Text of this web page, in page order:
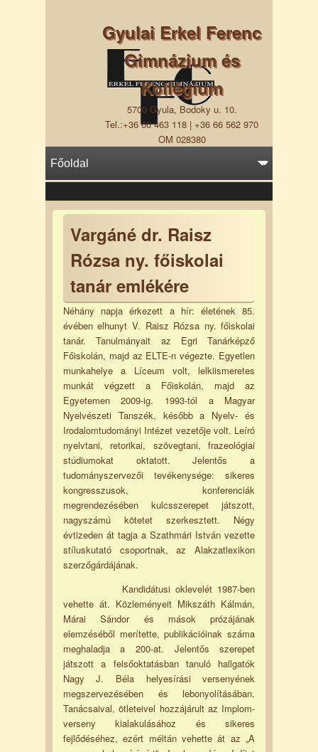
Gyulai Erkel Ferenc
Gimnázium és
Kollégium
5700 Gyula, Bodoky u. 10.
Tel.:+36 66 463 118 | +36 66 562 970
OM 028380
Vargáné dr. Raisz
Rózsa ny. főiskolai
tanár emlékére
Néhány napja érkezett a hír: életének 85.
évében elhunyt V. Raisz Rózsa ny. főiskolai
tanár. Tanulmányait az Egri Tanárképző
Főiskolán, majd az ELTE-n végezte. Egyetlen
munkahelye a Líceum volt, lelkiismeretes
munkát végzett a Főiskolán, majd az
Egyetemen 2009-ig. 1993-tól a Magyar
Nyelvészeti Tanszék, később a Nyelv- és
Irodalomtudományi Intézet vezetője volt. Leíró
nyelvtani, retorikai, szövegtani, frazeológiai
stúdiumokat oktatott. Jelentős a
tudományszervezői tevékenysége: sikeres
kongresszusok, konferenciák
megrendezésében kulcsszerepet játszott,
nagyszámú kötetet szerkesztett. Négy
évtizeden át tagja a Szathmári István vezette
stíluskutató csoportnak, az Alakzatlexikon
szerzőgárdájának.
Kandidátusi oklevelét 1987-ben
vehette át. Közleményeit Mikszáth Kálmán,
Márai Sándor és mások prózájának
elemzéséből merítette, publikációinak száma
meghaladja a 200-at. Jelentős szerepet
játszott a felsőoktatásban tanuló hallgatók
Nagy J. Béla helyesírási versenyének
megszervezésében és lebonyolításában.
Tanácsaival, ötleteivel hozzájárult az Implom-
verseny kialakulásához és sikeres
fejlődéséhez, ezért méltán vehette át az „A